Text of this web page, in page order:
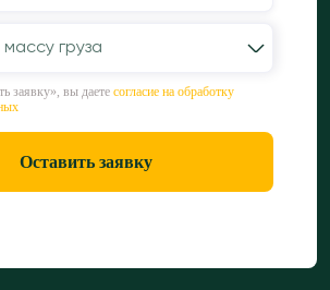
груза
заявку», вы даете согласие на обработку
Оставить заявку